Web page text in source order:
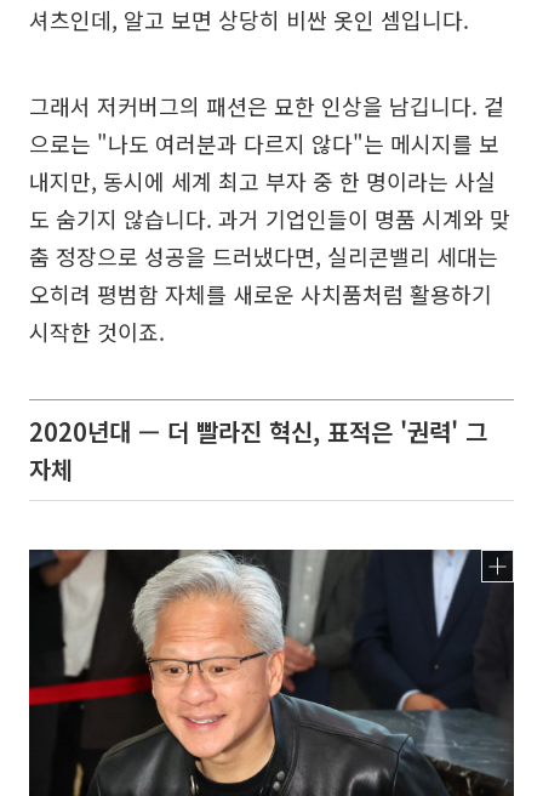
셔츠인데, 알고 보면 상당히 비싼 옷인 셈입니다.
그래서 저커버그의 패션은 묘한 인상을 남깁니다. 겉
으로는 "나도 여러분과 다르지 않다"는 메시지를 보
내지만, 동시에 세계 최고 부자 중 한 명이라는 사실
도 숨기지 않습니다. 과거 기업인들이 명품 시계와 맞
춤 정장으로 성공을 드러냈다면, 실리콘밸리 세대는
오히려 평범함 자체를 새로운 사치품처럼 활용하기
시작한 것이죠.
2020년대 — 더 빨라진 혁신, 표적은 '권력' 그
자체